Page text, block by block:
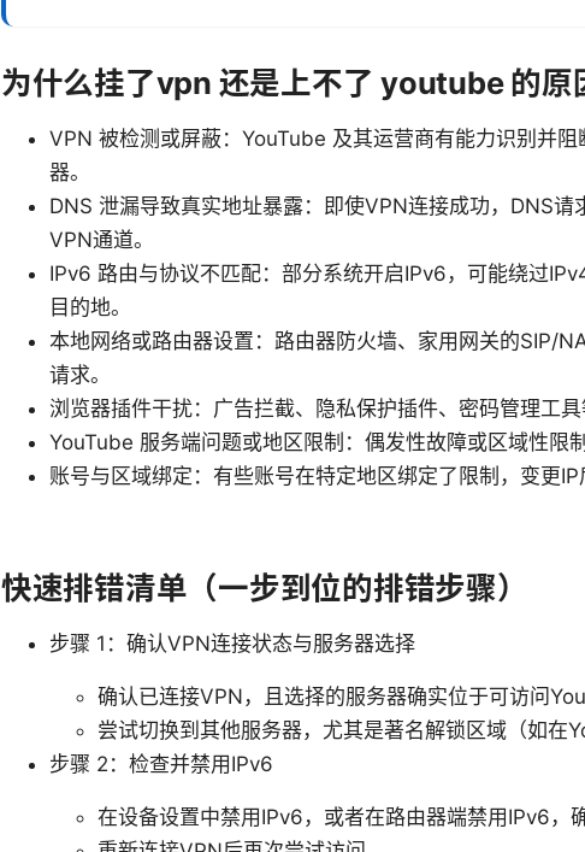
为什么挂了vpn 还是上不了 youtube 的原
VPN 被检测或屏蔽：YouTube 及其运营商有能力识别并
器。
DNS 泄漏导致真实地址暴露：即使VPN连接成功，DNS请
VPN通道。
IPv6 路由与协议不匹配：部分系统开启IPv6，可能绕过
目的地。
本地网络或路由器设置：路由器防火墙、家用网关的SIP/
请求。
浏览器插件干扰：广告拦截、隐私保护插件、密码管理工具
YouTube 服务端问题或地区限制：偶发性故障或区域性限
账号与区域绑定：有些账号在特定地区绑定了限制，变更IP
快速排错清单（一步到位的排错步骤）
步骤 1：确认VPN连接状态与服务器选择
确认已连接VPN，且选择的服务器确实位于可访问
尝试切换到其他服务器，尤其是著名解锁区域（如在
步骤 2：检查并禁用IPv6
在设备设置中禁用IPv6，或者在路由器端禁用IPv6，